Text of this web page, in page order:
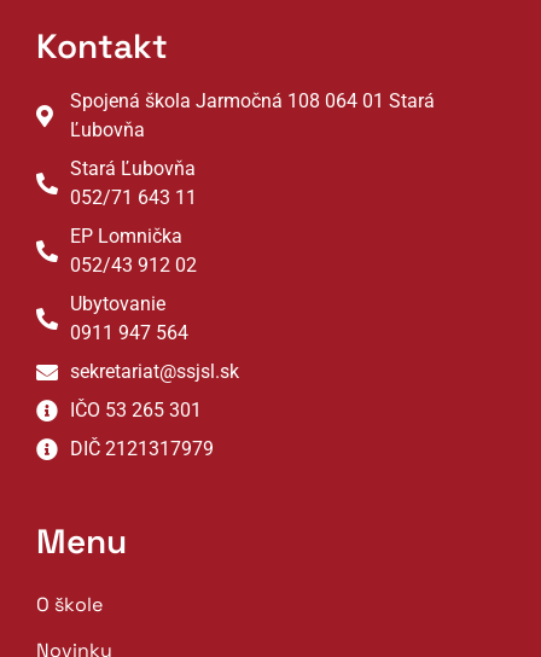
Kontakt
Spojená škola Jarmočná 108 064 01 Stará
Ľubovňa
Stará Ľubovňa
052/71 643 11
EP Lomnička
052/43 912 02
Ubytovanie
0911 947 564
sekretariat@ssjsl.sk
IČO 53 265 301
DIČ 2121317979
Menu
O škole
Novinky